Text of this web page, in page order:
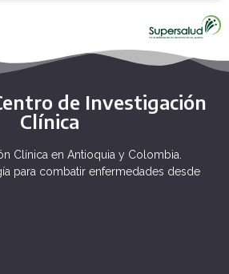
de Investigación
Clínica
Clínica en Antioquia y Colombia.
para combatir enfermedades desde